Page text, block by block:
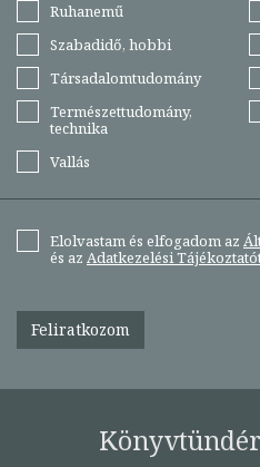
Ruhanemű
Szabadidő, hobbi
Társadalomtudomány
Természettudomány,
technika
Vallás
Elolvastam és elfogadom az
és az Adatkezelési
Feliratkozom